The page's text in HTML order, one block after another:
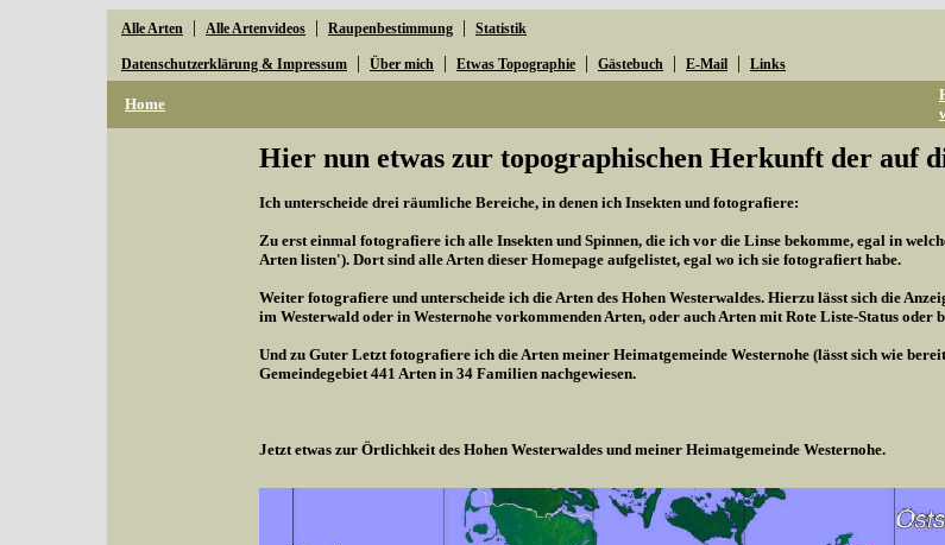
Alle Arten | Alle Artenvideos | Raupenbestimmung | Statistik
Datenschutzerklärung & Impressum | Über mich | Etwas Topographie | Gästebuch | E-Mail | Links
Home
Hier nun etwas zur topographischen Herkunft der auf
Ich unterscheide drei räumliche Bereiche, in denen ich Insekten und fotografiere:
Zu erst einmal fotografiere ich alle Insekten und Spinnen, die ich vor die Linse bekomme, egal in
Arten listen'). Dort sind alle Arten dieser Homepage aufgelistet, egal wo ich sie fotografiert habe.
Weiter fotografiere und unterscheide ich die Arten des Hohen Westerwaldes. Hierzu lässt sich die
im Westerwald oder in Westernohe vorkommenden Arten, oder auch Arten mit Rote Liste-Status oder
Und zu Guter Letzt fotografiere ich die Arten meiner Heimatgemeinde Westernohe (lässt sich wie
Gemeindegebiet 441 Arten in 34 Familien nachgewiesen.
Jetzt etwas zur Örtlichkeit des Hohen Westerwaldes und meiner Heimatgemeinde Westernohe.